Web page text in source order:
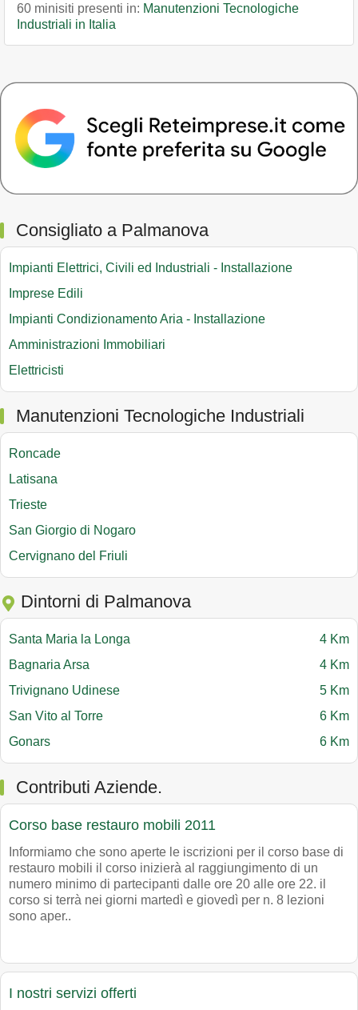
60 minisiti presenti in: Manutenzioni Tecnologiche
Industriali in Italia
Consigliato a Palmanova
Impianti Elettrici, Civili ed Industriali - Installazione
Imprese Edili
Impianti Condizionamento Aria - Installazione
Amministrazioni Immobiliari
Elettricisti
Manutenzioni Tecnologiche Industriali
Roncade
Latisana
Trieste
San Giorgio di Nogaro
Cervignano del Friuli
Dintorni di Palmanova
Santa Maria la Longa
4 Km
Bagnaria Arsa
4 Km
Trivignano Udinese
5 Km
San Vito al Torre
6 Km
Gonars
6 Km
Contributi Aziende.
Corso base restauro mobili 2011
Informiamo che sono aperte le iscrizioni per il corso base di
restauro mobili il corso inizierà al raggiungimento di un
numero minimo di partecipanti dalle ore 20 alle ore 22. il
corso si terrà nei giorni martedì e giovedì per n. 8 lezioni
sono aper..
I nostri servizi offerti